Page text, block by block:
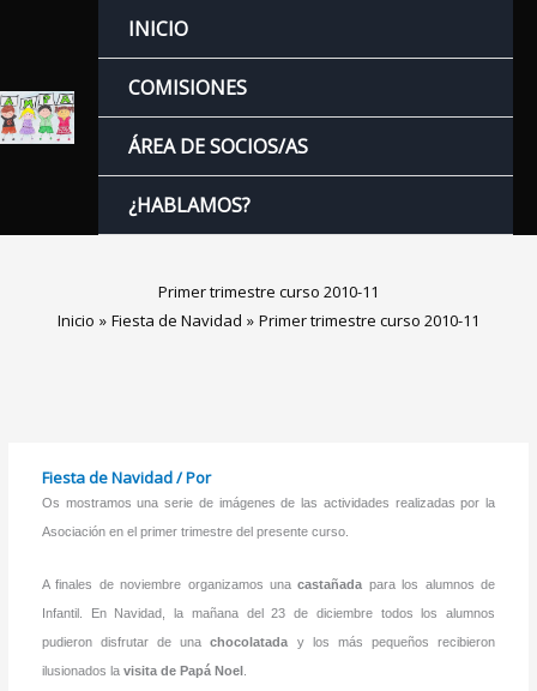
INICIO
COMISIONES
ÁREA DE SOCIOS/AS
¿HABLAMOS?
Primer trimestre curso 2010-11
Inicio
Fiesta de Navidad Primer trimestre curso 2010-11
Fiesta de Navidad/ Por
Os mostramos una serie de imágenes de las actividades realizadas por la
Asociación en el primer trimestre del presente curso.
A finales de noviembre organizamos unacastañada para los alumnos de
Infantil. En Navidad, la mañana del 23 de diciembre todos los alumnos
pudieron disfrutar de unachocolatada y los más pequeños recibieron
ilusionados lavisita de Papá Noel